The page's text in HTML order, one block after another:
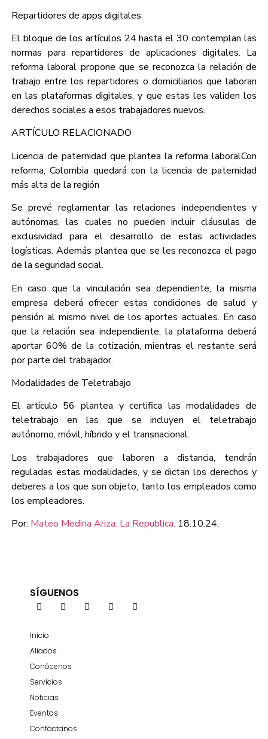
Repartidores de apps digitales
El bloque de los artículos 24 hasta el 30 contemplan las
normas para repartidores de aplicaciones digitales. La
reforma laboral propone que se reconozca la relación de
trabajo entre los repartidores o domiciliarios que laboran
en las plataformas digitales, y que estas les validen los
derechos sociales a esos trabajadores nuevos.
ARTÍCULO RELACIONADO
Licencia de paternidad que plantea la reforma laboralCon
reforma, Colombia quedará con la licencia de paternidad
más alta de la región
Se prevé reglamentar las relaciones independientes y
autónomas, las cuales no pueden incluir cláusulas de
exclusividad para el desarrollo de estas actividades
logísticas. Además plantea que se les reconozca el pago
de la seguridad social.
En caso que la vinculación sea dependiente, la misma
empresa deberá ofrecer estas condiciones de salud y
pensión al mismo nivel de los aportes actuales. En caso
que la relación sea independiente, la plataforma deberá
aportar 60% de la cotización, mientras el restante será
por parte del trabajador.
Modalidades de Teletrabajo
El artículo 56 plantea y certifica las modalidades de
teletrabajo en las que se incluyen el teletrabajo
autónomo, móvil, híbrido y el transnacional.
Los trabajadores que laboren a distancia, tendrán
reguladas estas modalidades, y se dictan los derechos y
deberes a los que son objeto, tanto los empleados como
los empleadores.
Por: Mateo Medina Ariza. La Republica. 18.10.24.
SÍGUENOS
Inicio
Aliados
Conócenos
Servicios
Noticias
Eventos
Contáctanos